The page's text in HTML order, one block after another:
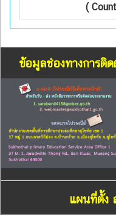
(
ข้อมูลช่องทางการติ
แผนที่ตั้ง